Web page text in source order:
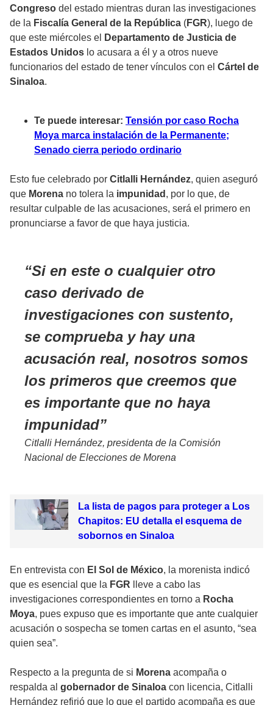
Congreso del estado mientras duran las investigaciones
de la Fiscalía General de la República (FGR), luego de
que este miércoles el
Departamento de Justicia de
Estados Unidos lo acusara a él y a otros nueve
funcionarios del estado de tener vínculos con el Cártel de
Sinaloa.
Te puede interesar: Tensión por caso Rocha
Moya marca instalación de la Permanente;
Senado cierra periodo ordinario
Esto fue celebrado por Citlalli Hernández, quien aseguró
que Morena no tolera la impunidad , por lo que, de
resultar culpable de las acusaciones, será el primero en
pronunciarse a favor de que haya justicia.
Si en este o cualquier otro
caso derivado de
investigaciones con sustento,
se comprueba y hay una
acusación real, nosotros somos
los primeros que creemos que
es importante que no haya
impunidad
Citlalli Hernández, presidenta de la Comisión
Nacional de Elecciones de Morena
La lista de pagos para proteger a Los
Chapitos: EU detalla el esquema de
sobornos en Sinaloa
En entrevista con El Sol de México, la morenista indicó
que es esencial que la FGR lleve a cabo las
investigaciones correspondientes en torno a Rocha
Moya, pues expuso que es importante que ante cualquier
acusación o sospecha se tomen cartas en el asunto, “sea
quien sea”.
Respecto a la pregunta de si Morena acompaña o
respalda al gobernador de Sinaloa con licencia, Citlalli
Hernández refirió que lo que el partido acompaña es que